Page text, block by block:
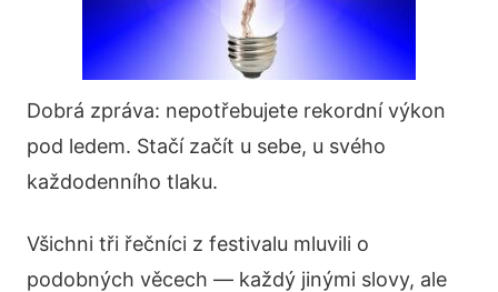
Dobrá zpráva: nepotřebujete rekordní výkon
pod ledem. Stačí začít u sebe, u svého
každodenního tlaku.
Všichni tři řečníci z festivalu mluvili o
podobných věcech — každý jinými slovy, ale